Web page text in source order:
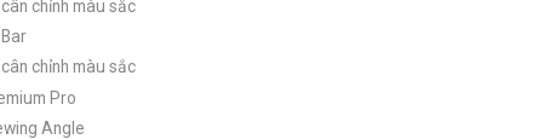
chỉnh màu sắc
chỉnh màu sắc
Pro
Angle